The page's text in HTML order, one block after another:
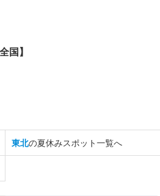
国】
東北の夏休みスポット一覧へ